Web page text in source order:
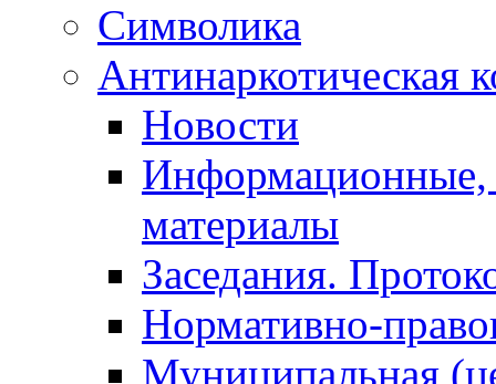
Символика
Антинаркотическая
Новости
Информационные,
материалы
Заседания.
Нормативно-
Муниципальная